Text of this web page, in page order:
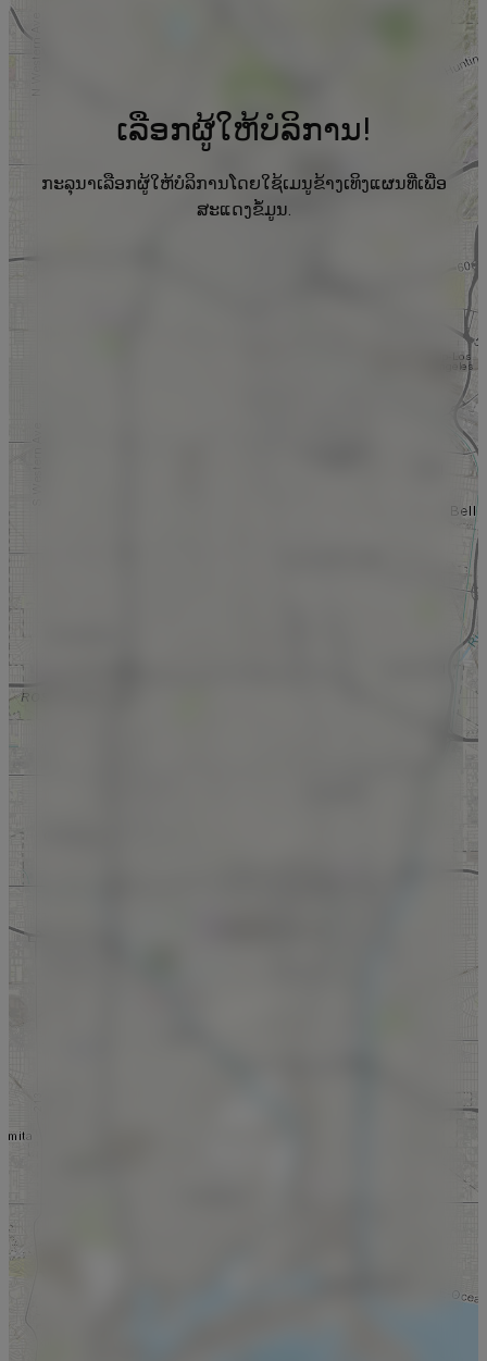
ເລືອກຜູ້ໃຫ້ບໍລິການ!
ກະລຸນາເລືອກຜູ້ໃຫ້ບໍລິການໂດຍໃຊ້ເມນູຂ້າງເທິງແຜນທີ່ເພື່ອ
ສະແດງຂໍ້ມູນ.